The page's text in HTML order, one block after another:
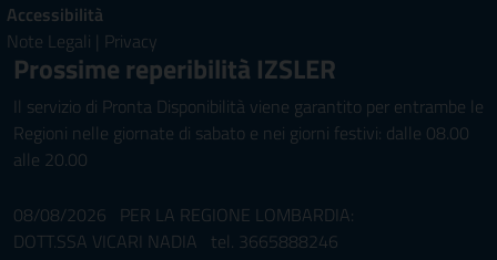
Accessibilità
Note Legali | Privacy
Prossime reperibilità IZSLER
Il servizio di Pronta Disponibilità viene garantito per entrambe le
Regioni nelle giornate di sabato e nei giorni festivi: dalle 08.00
alle 20.00
08/08/2026 PER LA REGIONE LOMBARDIA:
DOTT.SSA VICARI NADIA tel. 3665888246